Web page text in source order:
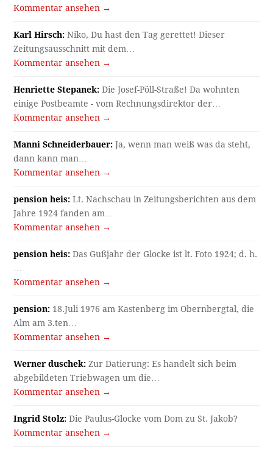
Kommentar ansehen →
Karl Hirsch: Niko, Du hast den Tag gerettet! Dieser
Zeitungsausschnitt mit dem…
Kommentar ansehen →
Henriette Stepanek: Die Josef-Pöll-Straße! Da wohnten
einige Postbeamte - vom Rechnungsdirektor der…
Kommentar ansehen →
Manni Schneiderbauer: Ja, wenn man weiß was da steht,
dann kann man…
Kommentar ansehen →
pension heis: Lt. Nachschau in Zeitungsberichten aus dem
Jahre 1924 fanden am…
Kommentar ansehen →
pension heis: Das Gußjahr der Glocke ist lt. Foto 1924; d. h.
…
Kommentar ansehen →
pension: 18.Juli 1976 am Kastenberg im Obernbergtal, die
Alm am 3.ten…
Kommentar ansehen →
Werner duschek: Zur Datierung: Es handelt sich beim
abgebildeten Triebwagen um die…
Kommentar ansehen →
Ingrid Stolz: Die Paulus-Glocke vom Dom zu St. Jakob?
Kommentar ansehen →